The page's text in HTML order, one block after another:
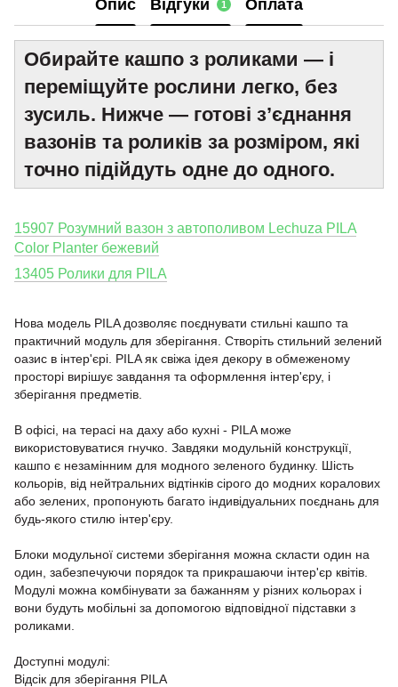
Опис Відгуки 1 Оплата
Обирайте кашпо з роликами — і
переміщуйте рослини легко, без
зусиль. Нижче — готові з’єднання
вазонів та роликів за розміром, які
точно підійдуть одне до одного.
15907 Розумний вазон з автополивом Lechuza PILA
Color Planter бежевий
13405 Ролики для PILA
Нова модель PILA дозволяє поєднувати стильні кашпо та
практичний модуль для зберігання. Створіть стильний зелений
оазис в інтер'єрі. PILA як свіжа ідея декору в обмеженому
просторі вирішує завдання та оформлення інтер'єру, і
зберігання предметів.
В офісі, на терасі на даху або кухні - PILA може
використовуватися гнучко. Завдяки модульній конструкції,
кашпо є незамінним для модного зеленого будинку. Шість
кольорів, від нейтральних відтінків сірого до модних коралових
або зелених, пропонують багато індивідуальних поєднань для
будь-якого стилю інтер'єру.
Блоки модульної системи зберігання можна скласти один на
один, забезпечуючи порядок та прикрашаючи інтер'єр квітів.
Модулі можна комбінувати за бажанням у різних кольорах і
вони будуть мобільні за допомогою відповідної підставки з
роликами.
Доступні модулі:
Відсік для зберігання PILA